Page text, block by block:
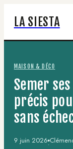
LA SIESTA
MAISON & DÉCO
Semer
précis
sans
9 juin 2026·